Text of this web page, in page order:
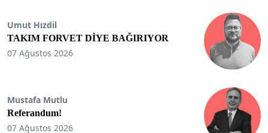
Umut Hızdil
TAKIM FORVET DİYE BAĞIRIYOR
07 Ağustos 2026
Mustafa Mutlu
Referandum!
07 Ağustos 2026